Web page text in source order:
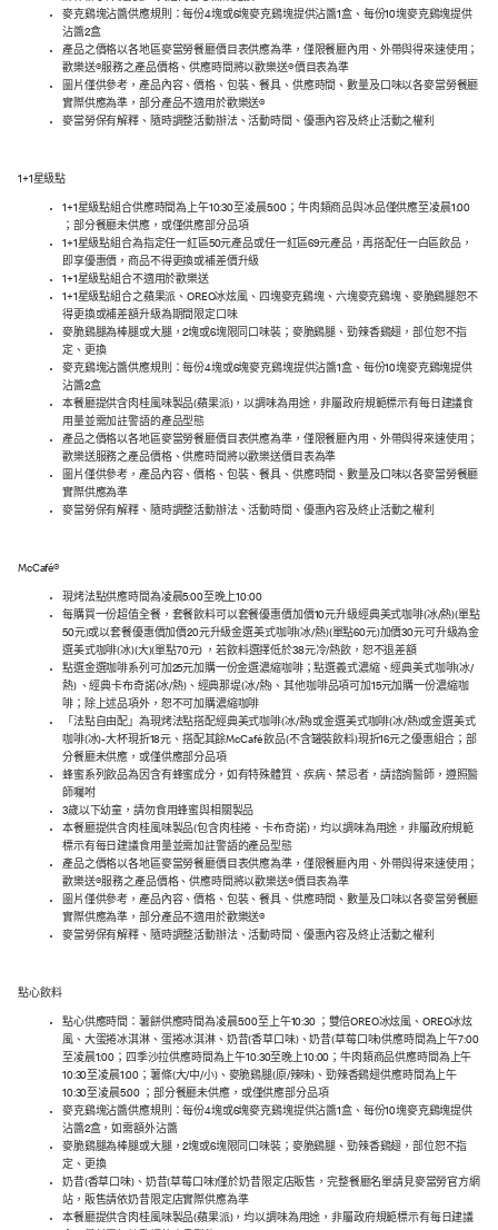
麥克鷄塊沾醬供應規則：每份4塊或6塊麥克鷄塊提供沾醬1盒、每份10塊麥克鷄塊提供
沾醬2盒
產品之價格以各地區麥當勞餐廳價目表供應為準，僅限餐廳內用、外帶與得來速使用；
歡樂送®服務之產品價格、供應時間將以歡樂送®價目表為準
圖片僅供參考，產品內容、價格、包裝、餐具、供應時間、數量及口味以各麥當勞餐廳
實際供應為準，部分產品不適用於歡樂送®
麥當勞保有解釋、隨時調整活動辦法、活動時間、優惠內容及終止活動之權利
1+1星級點
1+1星級點組合供應時間為上午10:30至凌晨5:00；牛肉類商品與冰品僅供應至凌晨1:00
；部分餐廳未供應，或僅供應部分品項
1+1星級點組合為指定任一紅區50元產品或任一紅區69元產品，再搭配任一白區飲品，
即享優惠價，商品不得更換或補差價升級
1+1星級點組合不適用於歡樂送
1+1星級點組合之蘋果派、OREO冰炫風、四塊麥克鷄塊、六塊麥克鷄塊、麥脆鷄腿恕不
得更換或補差額升級為期間限定口味
麥脆鷄腿為棒腿或大腿，2塊或6塊限同口味裝；麥脆鷄腿、勁辣香鷄翅，部位恕不指
定、更換
麥克鷄塊沾醬供應規則：每份4塊或6塊麥克鷄塊提供沾醬1盒、每份10塊麥克鷄塊提供
沾醬2盒
本餐廳提供含肉桂風味製品(蘋果派)，以調味為用途，非屬政府規範標示有每日建議食
用量並需加註警語的產品型態
產品之價格以各地區麥當勞餐廳價目表供應為準，僅限餐廳內用、外帶與得來速使用；
歡樂送服務之產品價格、供應時間將以歡樂送價目表為準
圖片僅供參考，產品內容、價格、包裝、餐具、供應時間、數量及口味以各麥當勞餐廳
實際供應為準
麥當勞保有解釋、隨時調整活動辦法、活動時間、優惠內容及終止活動之權利
McCafé®
現烤法點供應時間為凌晨5:00至晚上10:00
每購買一份超值全餐，套餐飲料可以套餐優惠價加價10元升級經典美式咖啡(冰/熱)(單點
50元)或以套餐優惠價加價20元升級金選美式咖啡(冰/熱)(單點60元)加價30元可升級為金
選美式咖啡(冰)(大)(單點70元) ，若飲料選擇低於38元冷/熱飲，恕不退差額
點選金選咖啡系列可加25元加購一份金選濃縮咖啡；點選義式濃縮、經典美式咖啡(冰/
熱) 、經典卡布奇諾(冰/熱)、經典那堤(冰/熱)、其他咖啡品項可加15元加購一份濃縮咖
啡；除上述品項外，恕不可加購濃縮咖啡
「法點自由配」為現烤法點搭配經典美式咖啡(冰/熱)或金選美式咖啡(冰/熱)或金選美式
咖啡(冰)-大杯現折18元、搭配其餘McCafé 飲品(不含罐裝飲料)現折16元之優惠組合；部
分餐廳未供應，或僅供應部分品項
蜂蜜系列飲品為因含有蜂蜜成分，如有特殊體質、疾病、禁忌者，請諮詢醫師，遵照醫
師囑咐
3歲以下幼童，請勿食用蜂蜜與相關製品
本餐廳提供含肉桂風味製品(包含肉桂捲、卡布奇諾)，均以調味為用途，非屬政府規範
標示有每日建議食用量並需加註警語的產品型態
產品之價格以各地區麥當勞餐廳價目表供應為準，僅限餐廳內用、外帶與得來速使用；
歡樂送®服務之產品價格、供應時間將以歡樂送®價目表為準
圖片僅供參考，產品內容、價格、包裝、餐具、供應時間、數量及口味以各麥當勞餐廳
實際供應為準，部分產品不適用於歡樂送®
麥當勞保有解釋、隨時調整活動辦法、活動時間、優惠內容及終止活動之權利
點心飲料
點心供應時間：薯餅供應時間為凌晨5:00至上午10:30 ；雙倍OREO冰炫風、OREO冰炫
風、大蛋捲冰淇淋、蛋捲冰淇淋、奶昔(香草口味)、奶昔(草莓口味)供應時間為上午7:00
至凌晨1:00；四季沙拉供應時間為上午10:30至晚上10:00；牛肉類商品供應時間為上午
10:30至凌晨1:00；薯條(大/中/小)、麥脆鷄腿(原/辣味)、勁辣香鷄翅供應時間為上午
10:30至凌晨5:00 ；部分餐廳未供應，或僅供應部分品項
麥克鷄塊沾醬供應規則：每份4塊或6塊麥克鷄塊提供沾醬1盒、每份10塊麥克鷄塊提供
沾醬2盒，如需額外沾醬
麥脆鷄腿為棒腿或大腿，2塊或6塊限同口味裝；麥脆鷄腿、勁辣香鷄翅，部位恕不指
定、更換
奶昔(香草口味)、奶昔(草莓口味)僅於奶昔限定店販售，完整餐廳名單請見麥當勞官方網
站，販售請依奶昔限定店實際供應為準
本餐廳提供含肉桂風味製品(蘋果派)，均以調味為用途，非屬政府規範標示有每日建議